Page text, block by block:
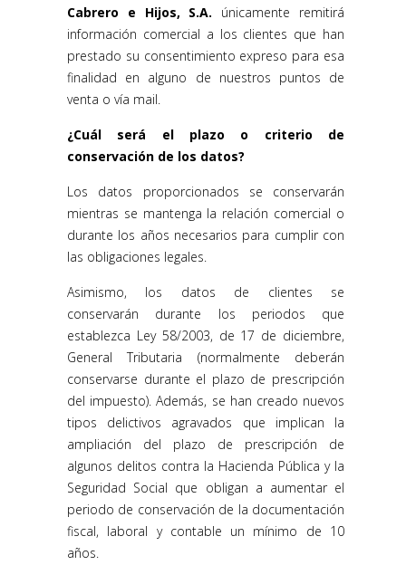
Cabrero e Hijos, S.A. únicamente remitirá
información comercial a los clientes que han
prestado su consentimiento expreso para esa
finalidad en alguno de nuestros puntos de
venta o vía mail.
¿Cuál será el plazo o criterio de
conservación de los datos?
Los datos proporcionados se conservarán
mientras se mantenga la relación comercial o
durante los años necesarios para cumplir con
las obligaciones legales.
Asimismo, los datos de clientes se
conservarán durante los periodos que
establezca Ley 58/2003, de 17 de diciembre,
General Tributaria (normalmente deberán
conservarse durante el plazo de prescripción
del impuesto). Además, se han creado nuevos
tipos delictivos agravados que implican la
ampliación del plazo de prescripción de
algunos delitos contra la Hacienda Pública y la
Seguridad Social que obligan a aumentar el
periodo de conservación de la documentación
fiscal, laboral y contable un mínimo de 10
años.